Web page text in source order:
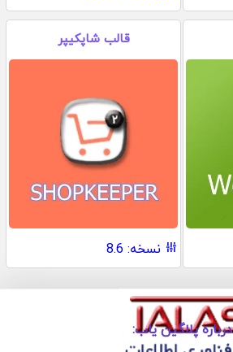
قالب شاپکیپر
نسخه: 8.6
درباره پلاگین یاب: